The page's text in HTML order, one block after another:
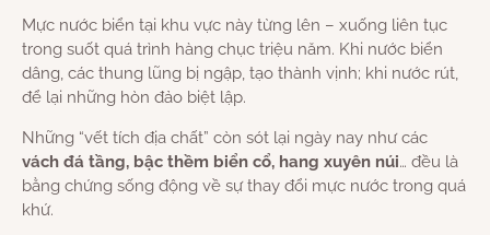
Mực nước biển tại khu vực này từng lên – xuống liên tục
trong suốt quá trình hàng chục triệu năm. Khi nước biển
dâng, các thung lũng bị ngập, tạo thành vịnh; khi nước rút,
để lại những hòn đảo biệt lập.
Những “vết tích địa chất” còn sót lại ngày nay như các
vách đá tầng, bậc thềm biển cổ, hang xuyên núi… đều là
bằng chứng sống động về sự thay đổi mực nước trong quá
khứ.